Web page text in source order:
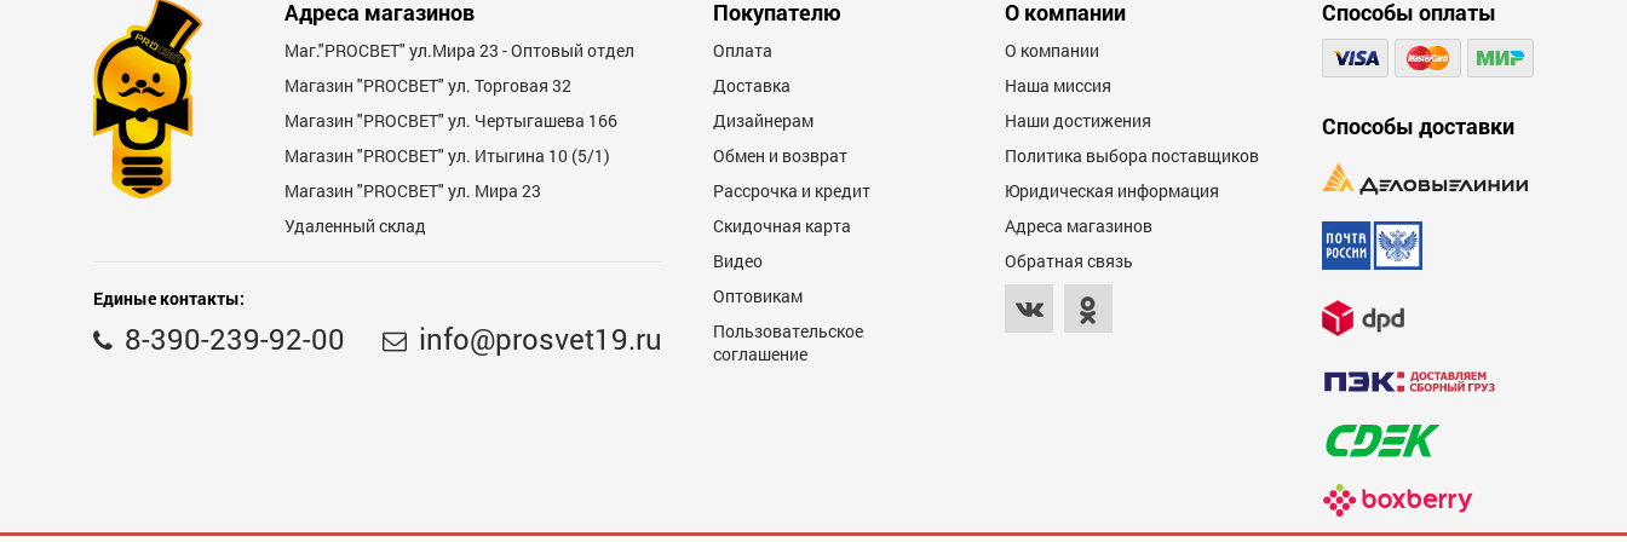
Достоинства Адреса магазинов
Маг."PROСВЕТ" ул.Мира 23 - Оптовый отдел
Магазин "PROСВЕТ" ул. Торговая 32
Магазин "PROCBET" ул. Чертыгашева 166
Магазин "PROCBET" ул. Итыгина 10 (5/1)
Магазин "PROСВЕТ" ул. Мира 23
Удаленный склад
Единые контакты:
8-390-239-92-00 info@prosvet19.ru
Покупателю
Оплата
Доставка
Дизайнерам
Обмен и возврат
Рассрочка и кредит
Скидочная карта
Видео
Оптовикам
Пользовательское
соглашение
О компании
О компании
Наша миссия
Наши достижения
Политика выбора поставщиков
Юридическая информация
Адреса магазинов
Обратная связь
Способы оплаты
Способы доставки